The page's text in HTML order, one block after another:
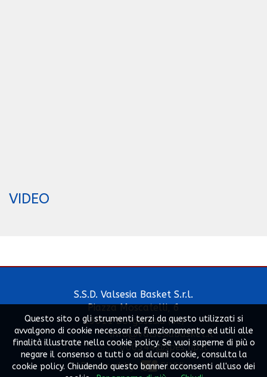
VIDEO
S.S.D. Valsesia Basket S.r.l.
Piazza Moscatelli, 6
13011 Borgosesia (Vc)
info@valsesiabasket.it
000344@spes.fip.it
Powered by
SLYVI.
Questo sito o gli strumenti terzi da questo utilizzati si
avvalgono di cookie necessari al funzionamento ed utili alle
finalità illustrate nella cookie policy. Se vuoi saperne di più o
negare il consenso a tutti o ad alcuni cookie, consulta la
cookie policy. Chiudendo questo banner acconsenti all'uso dei